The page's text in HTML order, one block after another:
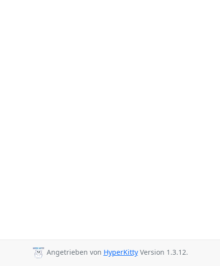
Angetrieben von HyperKittyVersion 1.3.12.